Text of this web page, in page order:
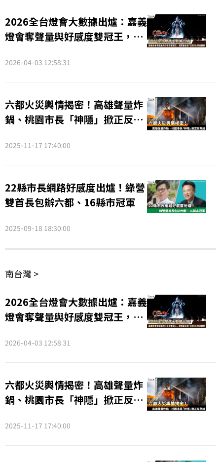
2026全台燈會大數據出爐：嘉義
燈會奪聲量與好感度雙冠王，民
2026-04-03 12:58:31
六都火災輿情揭密！高雄聲量炸
鍋、桃園市長「神隱」掀正反熱
2025-11-17 17:40:00
22縣市長網路好感度出爐！綠營
雙首長包辦六都、16縣市冠軍
2025-09-18 18:30:00
南台灣 >
2026全台燈會大數據出爐：嘉義
燈會奪聲量與好感度雙冠王，民
2026-04-03 12:58:31
六都火災輿情揭密！高雄聲量炸
鍋、桃園市長「神隱」掀正反熱
2025-11-17 17:40:00